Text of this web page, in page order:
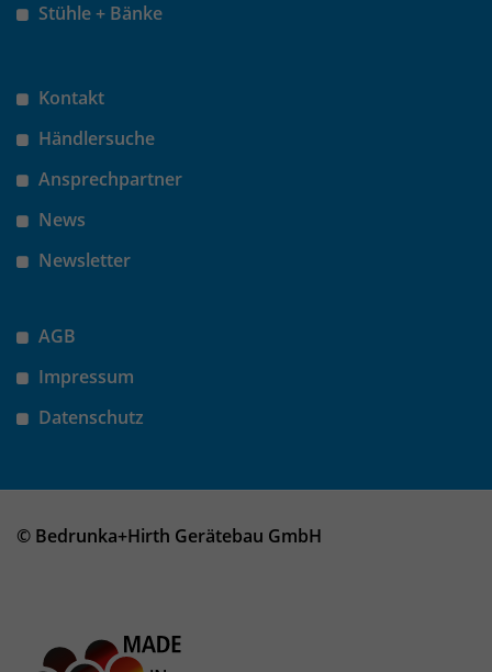
Stühle + Bänke
Kontakt
Händlersuche
Ansprechpartner
News
Newsletter
AGB
Impressum
Datenschutz
© Bedrunka+Hirth Gerätebau GmbH